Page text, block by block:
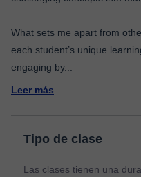
What sets me apart from
each student’s unique
engaging by...
Leer más
Tipo de clase
Las clases tienen una